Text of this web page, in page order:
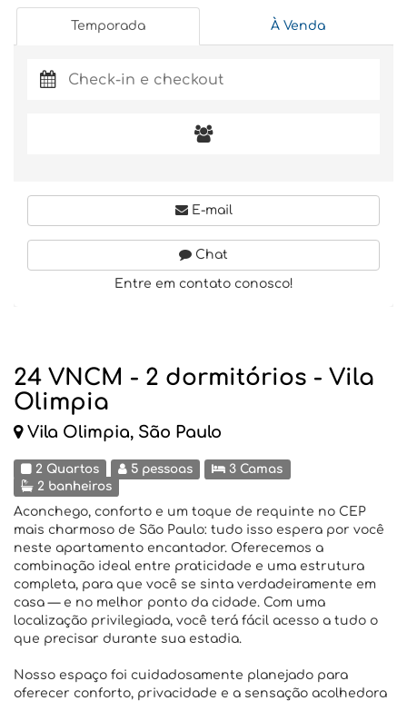
24 VNCM - 2 dormitórios - Vila
Olimpia
Vila Olimpia, São Paulo
2 Quartos 5 pessoas
3 Camas
2 banheiros
Aconchego, conforto e um toque de requinte no CEP
mais charmoso de São Paulo: tudo isso espera por você
neste apartamento encantador. Oferecemos a
combinação ideal entre praticidade e uma estrutura
completa, para que você se sinta verdadeiramente em
casa — e no melhor ponto da cidade. Com uma
localização privilegiada, você terá fácil acesso a tudo o
que precisar durante sua estadia.
Nosso espaço foi cuidadosamente planejado para
oferecer conforto, privacidade e a sensação acolhedora
Temporada À Venda
E-mail
Chat
Entre em contato conosco!